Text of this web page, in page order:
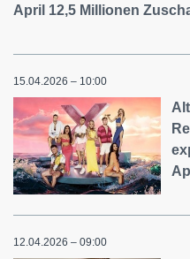
April 12,5 Millionen
15.04.2026 – 10:00
12.04.2026 – 09:00